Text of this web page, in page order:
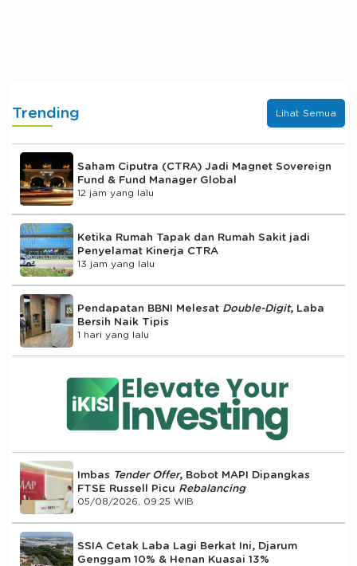
Trending Lihat Semua
Saham Ciputra (CTRA) Jadi Magnet Sovereign
Fund & Fund Manager Global
12 jam yang lalu
Ketika Rumah Tapak dan Rumah Sakit jadi
Penyelamat Kinerja CTRA
13 jam yang lalu
Pendapatan BBNI Melesat Double-Digit, Laba
Bersih Naik Tipis
1 hari yang lalu
Imbas Tender Offer, Bobot MAPI Dipangkas
FTSE Russell Picu Rebalancing
05/08/2026, 09:25 WIB
SSIA Cetak Laba Lagi Berkat Ini, Djarum
Genggam 10% & Henan Kuasai 13%